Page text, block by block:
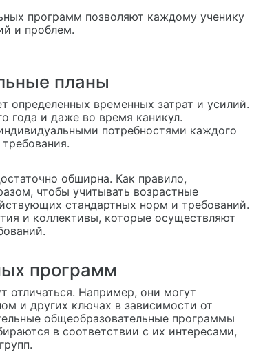
программ позволяют каждому ученику
и проблем.
планы
определенных временных затрат и усилий.
года и даже во время каникул.
потребностями каждого
обширна. Как правило,
чтобы учитывать возрастные
стандартных норм и требований.
и коллективы, которые осуществляют
программ
отличаться. Например, они могут
и других ключах в зависимости от
общеобразовательные программы
в соответствии с их интересами,